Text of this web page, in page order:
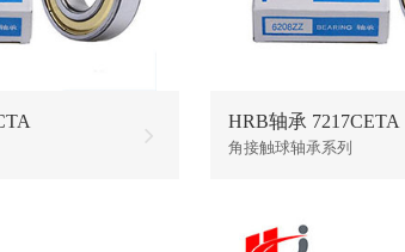
HRB轴承 7217CETA
角接触球轴承系列